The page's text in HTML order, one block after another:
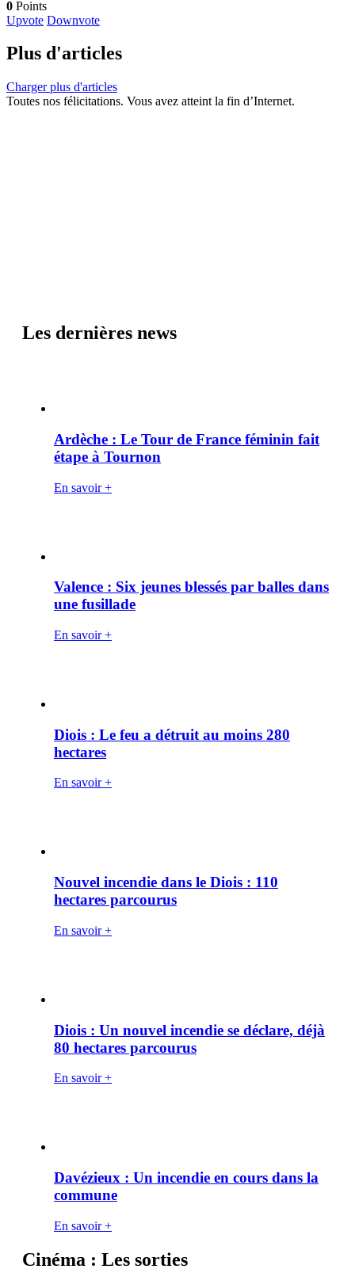
0 Points
Upvote Downvote
Plus d'articles
Charger plus d'articles
Toutes nos félicitations. Vous avez atteint la fin d’Internet.
Les dernières news
Ardèche : Le Tour de France féminin fait
étape à Tournon
En savoir +
Valence : Six jeunes blessés par balles dans
une fusillade
En savoir +
Diois : Le feu a détruit au moins 280
hectares
En savoir +
Nouvel incendie dans le Diois : 110
hectares parcourus
En savoir +
Diois : Un nouvel incendie se déclare, déjà
80 hectares parcourus
En savoir +
Davézieux : Un incendie en cours dans la
commune
En savoir +
Cinéma : Les sorties